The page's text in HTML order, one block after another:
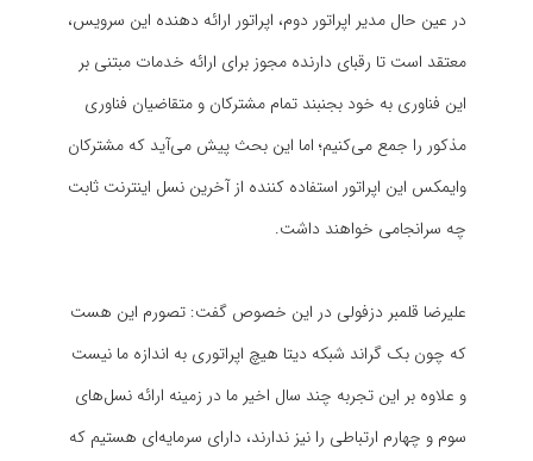
در عین حال مدیر اپراتور دوم، اپراتور ارائه دهنده این سرویس،
معتقد است تا رقبای دارنده مجوز برای ارائه خدمات مبتنی بر
این فناوری به خود بجنبند تمام مشترکان و متقاضیان فناوری
مذکور را جمع می‌کنیم؛ اما این بحث پیش می‌آید که مشترکان
وایمکس این اپراتور استفاده کننده از آخرین نسل اینترنت ثابت
چه سرانجامی خواهند داشت.
علیرضا قلمبر دزفولی در این خصوص گفت: تصورم این هست
که چون بک گراند شبکه دیتا هیچ اپراتوری به اندازه ما نیست
و علاوه بر این تجربه چند سال اخیر ما در زمینه ارائه نسل‌های
سوم و چهارم ارتباطی را نیز ندارند، دارای سرمایه‌ای هستیم که